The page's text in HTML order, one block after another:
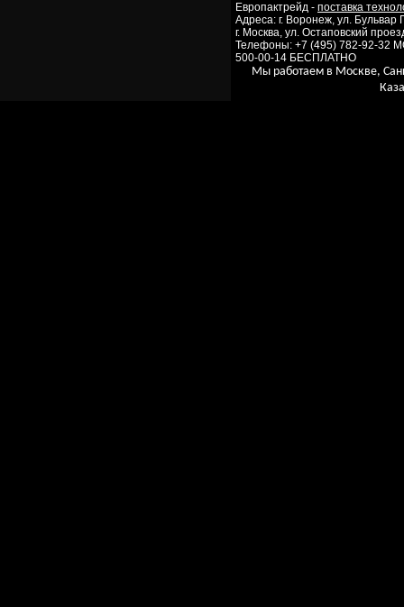
Европактрейд - поставка
Адреса: г. Воронеж, ул.
г. Москва, ул. Остаповский
Телефоны: +7 (495) 782-92-32
500-00-14 БЕСПЛАТНО
Мы работаем в Москве,